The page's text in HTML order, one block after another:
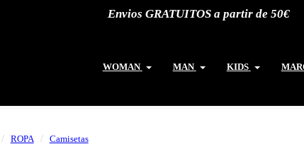
Envios GRATUITOS a partir de 50€
WOMAN MAN KIDS
ROPA Camisetas